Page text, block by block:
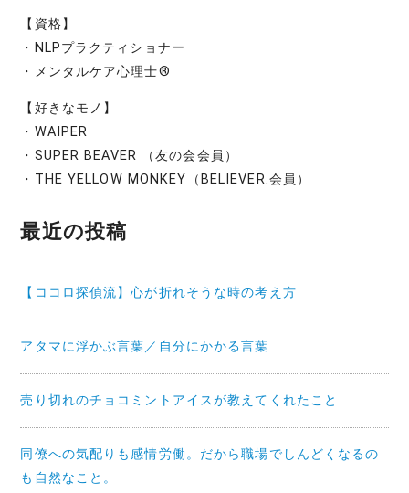
【資格】
・NLPプラクティショナー
・メンタルケア心理士®
【好きなモノ】
・WAIPER
・SUPER BEAVER （友の会会員）
・THE YELLOW MONKEY（BELIEVER.会員）
最近の投稿
【ココロ探偵流】心が折れそうな時の考え方
アタマに浮かぶ言葉／自分にかかる言葉
売り切れのチョコミントアイスが教えてくれたこと
同僚への気配りも感情労働。だから職場でしんどくなるの
も自然なこと。